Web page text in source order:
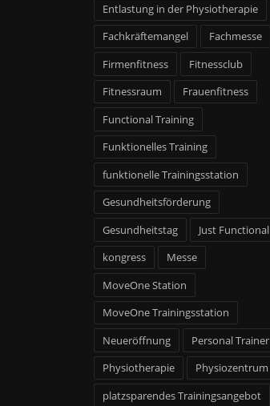
Entlastung in der Physiotherapie
Fachkräftemangel
Fachmesse
Firmenfitness
Fitnessclub
Fitnessraum
Frauenfitness
Functional Training
Funktionelles Training
funktionelle Trainingsstation
Gesundheitsförderung
Gesundheitstag
Just Functional
kongress
Messe
MoveOne Station
MoveOne Trainingsstation
Neueröffnung
Personal Trainer
Physiotherapie
Physiozentrum
platzsparendes Trainingsangebot